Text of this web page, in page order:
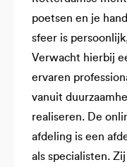
poetsen en je
sfeer is
Verwacht hierbij
ervaren
vanuit
realiseren. De
afdeling is een
als specialisten.